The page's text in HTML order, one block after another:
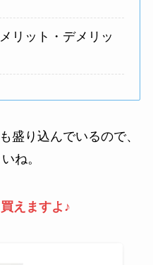
リット・デメリッ
盛り込んでいるので、
ね。
えますよ♪